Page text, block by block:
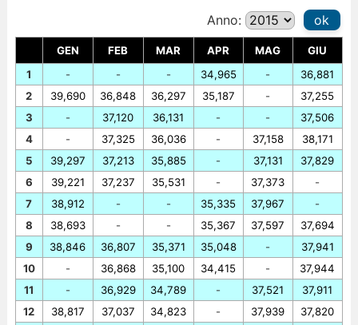
Anno: ok
GEN FEB MAR APR MAG
GIU
1
2
3
4
5
6
7
8
9
10
11
12
-
39,690
-
-
39,297
39,221
38,912
38,693
38,846
-
-
38,817
-
36,848
37,120
37,325
37,213
37,237
-
-
36,807
36,868
36,929
37,037
-
36,297
36,131
36,036
35,885
35,531
-
-
35,371
35,100
34,789
34,823
34,965
35,187
-
-
-
-
35,335
35,367
35,048
34,415
-
-
-
-
-
37,158
37,131
37,373
37,967
37,597
-
-
37,521
37,939
36,881
37,255
37,506
38,171
37,829
-
-
37,694
37,941
37,944
37,911
37,820